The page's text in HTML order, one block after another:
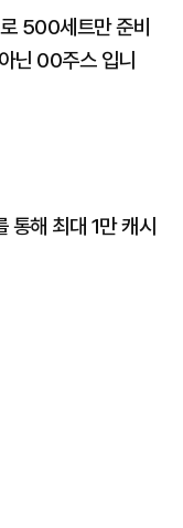
500세트만 준비
닌 00주스 입니
통해 최대 1만 캐시